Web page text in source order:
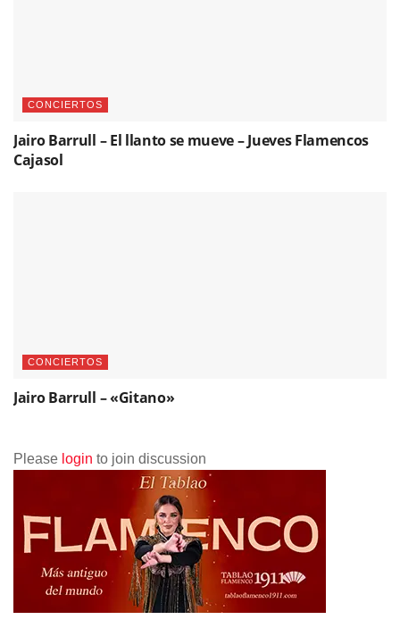
CONCIERTOS
Jairo Barrull – El llanto se mueve – Jueves Flamencos
Cajasol
CONCIERTOS
Jairo Barrull – «Gitano»
Please login to join discussion